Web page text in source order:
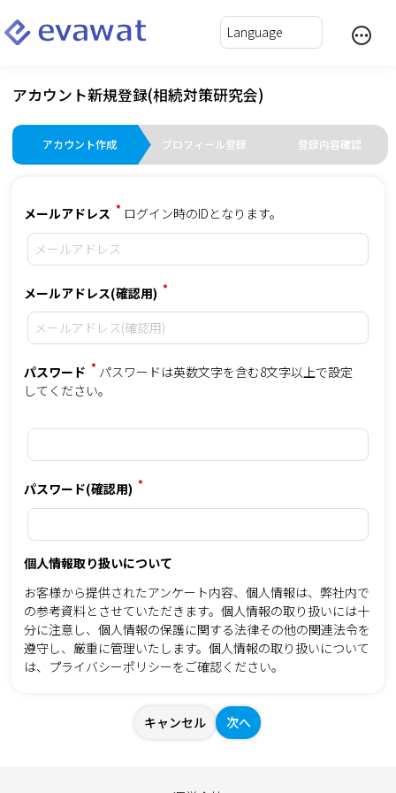
アカウント新規登録(相続対策研究会)
アカウント作成 プロフィール登録 登録内容確認
メールアドレス * ログイン時のIDとなります。
メールアドレス(確認用) *
パスワード * パスワードは英数文字を含む8文字以上で設定
してください。
パスワード(確認用) *
個人情報取り扱いについて
お客様から提供されたアンケート内容、個人情報は、弊社内で
の参考資料とさせていただきます。個人情報の取り扱いには十
分に注意し、個人情報の保護に関する法律その他の関連法令を
遵守し、厳重に管理いたします。個人情報の取り扱いについて
は、 プライバシーポリシーをご確認ください。